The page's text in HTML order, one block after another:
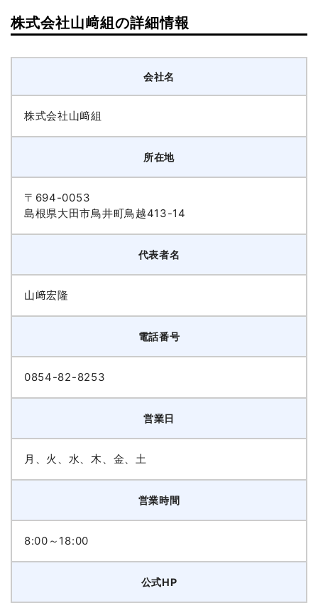
株式会社山﨑組の詳細情報
会社名
株式会社山﨑組
所在地
〒694-0053
島根県大田市鳥井町鳥越413-14
代表者名
山﨑宏隆
電話番号
0854-82-8253
営業日
月、火、水、木、金、土
営業時間
8:00～18:00
公式HP